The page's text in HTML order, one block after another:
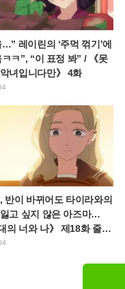
레이린의 ‘주먹 꺾기’에
ㅋ”, “이 표정 봐” / 《못
녀입니다만》 4화
반이 바뀌어도 타이라와의
고 싶지 않은 아즈마…
의 너와 나》 제18화 줄거
해금